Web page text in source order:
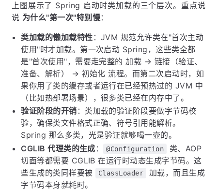
上图展示了 Spring 启动时类加载的三个层次。重点说
说 为什么"第一次"特别慢：
类加载的懒加载特性 ：JVM 规范允许类在"首次主动
使用"时才加载。第一次启动 Spring，这些类全都
是"首次使用"，需要走完整的 加载 → 链接（验证、
准备、解析） → 初始化 流程。而第二次启动时，如
果你用了类的缓存或者运行在已经预热过的 JVM 中
（比如热部署场景），很多类已经在内存中了。
验证阶段的开销 ：类加载的验证阶段要做字节码校
验，确保类文件格式正确、符号引用能解析。
Spring 那么多类，光是验证就够喝一壶的。
CGLIB 代理类的生成 ： @Configuration
类、AOP
切面等都需要 CGLIB 在运行时动态生成字节码。这
些生成的类同样要被
ClassLoader
加载，而且生成
字节码本身就耗时。